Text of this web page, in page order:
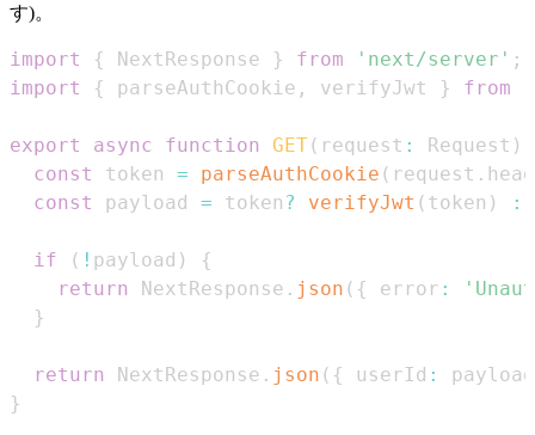
す)。
import { NextResponse } from 'next/server' ;
import
{ parseAuthCookie , verifyJwt } from
export async function GET( request : Request )
const
token = parseAuthCookie ( request .
const
payload = token ? verifyJwt ( token ) :
if ( ! payload )
{
return
NextResponse . json ( { error :
}
return NextResponse . json ( { userId :
payload
}